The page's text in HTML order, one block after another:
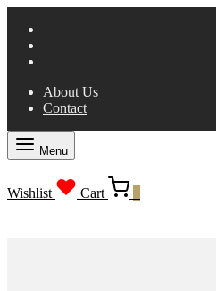
About Us
Contact
Menu
Wishlist Cart